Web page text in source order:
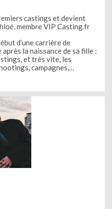
castings et devient
membre VIP Casting.fr
d’une carrière de
après la naissance de sa fille :
et très vite, les
campagnes,